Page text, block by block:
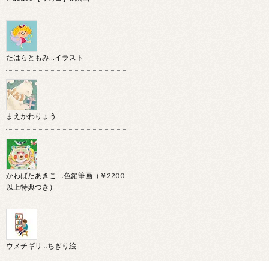
たはらともみ…イラスト
まえかわりょう
かわばたあきこ …色鉛筆画（￥2200
以上特典つき）
ウメチギリ…ちぎり絵